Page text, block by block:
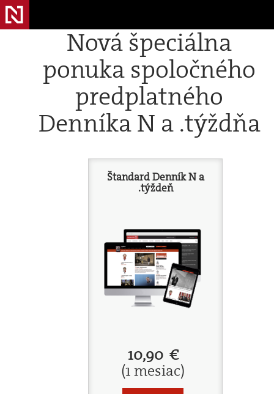
Nová špeciálna
ponuka spoločného
predplatného
Denníka N a .týždňa
Štandard Denník N a
.týždeň
10,90 €
(1 mesiac)